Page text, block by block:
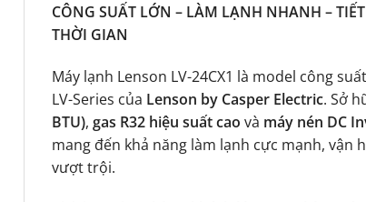
CÔNG SUẤT LỚN – LÀM LẠNH NHANH –
THỜI GIAN
Máy lạnh Lenson LV-24CX1 là model công
LV-Series của Lenson by Casper Electric. Sở
BTU), gas R32 hiệu suất cao và máy nén DC
mang đến khả năng làm lạnh cực mạnh, vận
vượt trội.